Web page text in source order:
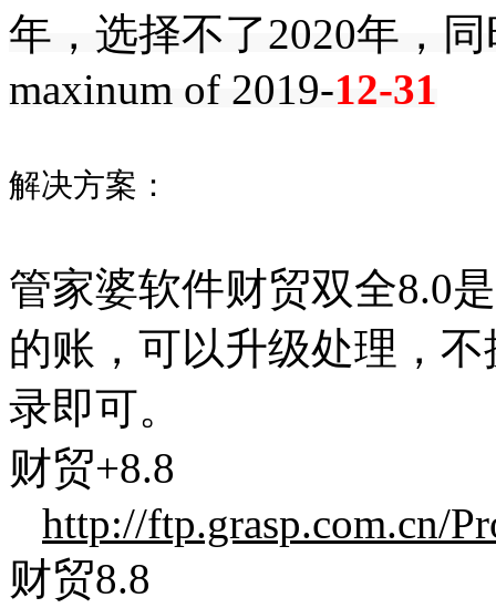
年，选择不了2020年，同
maxinum of 2019-12-31
解决方案：
管家婆软件财贸双全8.0
的账，可以升级处理，
录即可。
财贸+8.8
http://ftp.grasp.com.cn/
财贸8.8